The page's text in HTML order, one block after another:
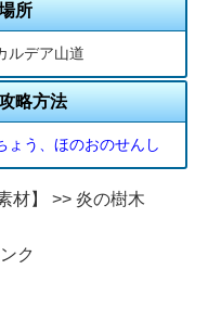
所
ルデア山道
略方法
ょう、ほのおのせんし
材】 >> 炎の樹木
ク